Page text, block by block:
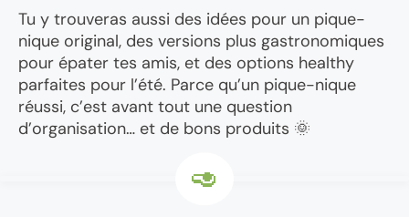
Tu y trouveras aussi des idées pour un pique-
nique original, des versions plus gastronomiques
pour épater tes amis, et des options healthy
parfaites pour l’été. Parce qu’un pique-nique
réussi, c’est avant tout une question
d’organisation… et de bons produits 🌞